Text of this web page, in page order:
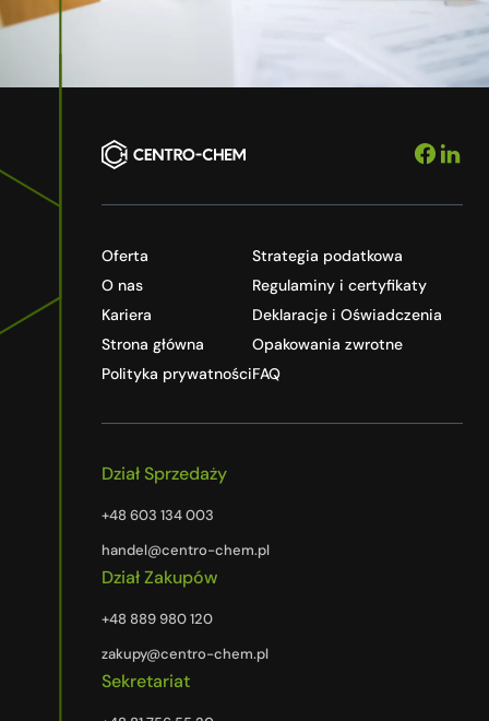
Oferta
O nas
Kariera
Strona główna
Polityka prywatności
Strategia podatkowa
Regulaminy i certyfikaty
Deklaracje i Oświadczenia
Opakowania zwrotne
FAQ
Dział Sprzedaży
+48 603 134 003
handel@centro-chem.pl
Dział Zakupów
+48 889 980 120
zakupy@centro-chem.pl
Sekretariat